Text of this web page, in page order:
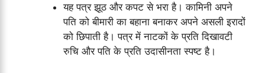
यह पत्र झूठ और कपट से भरा है। कामिनी अपने
पति को बीमारी का बहाना बनाकर अपने असली इरादों
को छिपाती है। पत्र में नाटकों के प्रति दिखावटी
रुचि और पति के प्रति उदासीनता स्पष्ट है।